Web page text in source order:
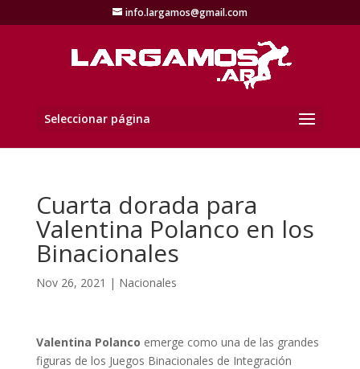
info.largamos@gmail.com
Seleccionar página
Cuarta dorada para
Valentina Polanco en los
Binacionales
Nov 26, 2021 | Nacionales
Valentina Polanco emerge como una de las grandes
figuras de los Juegos Binacionales de Integración